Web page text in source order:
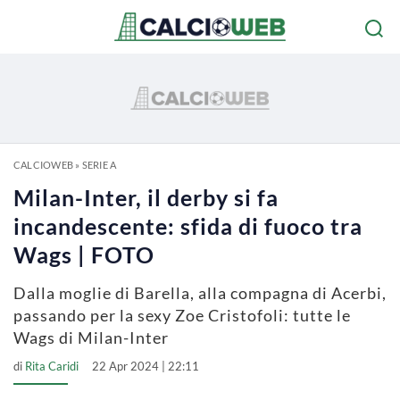
CALCIOWEB» SERIE A
Milan-Inter, il derby si fa
incandescente: sfida di fuoco tra
Wags | FOTO
Dalla moglie di Barella, alla compagna di Acerbi,
passando per la sexy Zoe Cristofoli: tutte le
Wags di Milan-Inter
di Rita Caridi 22 Apr 2024 | 22:11